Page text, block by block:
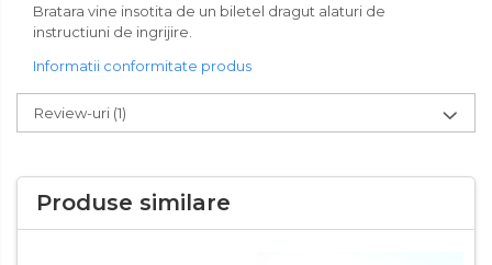
Bratara vine insotita de un biletel dragut alaturi de
instructiuni de ingrijire.
Informatii conformitate produs
Review-uri (1)
Produse similare